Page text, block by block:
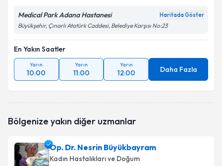
Medical Park Adana Hastanesi Haritada Göster
Büyükşehir, Çınarlı Atatürk Caddesi, Belediye Karşısı No:23
En Yakın Saatler
Yarın
10:00
Yarın
11:00
Yarın
12:00 Daha Fazla
Bölgenize yakın diğer uzmanlar
Op. Dr. Nesrin Büyükbayram
Kadın Hastalıkları ve Doğum